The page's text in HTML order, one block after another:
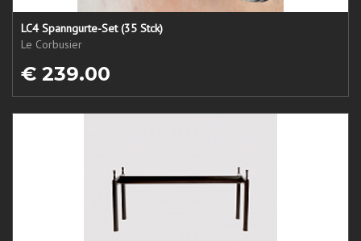
LC4 Spanngurte-Set (35 Stck)
Le Corbusier
€ 239.00